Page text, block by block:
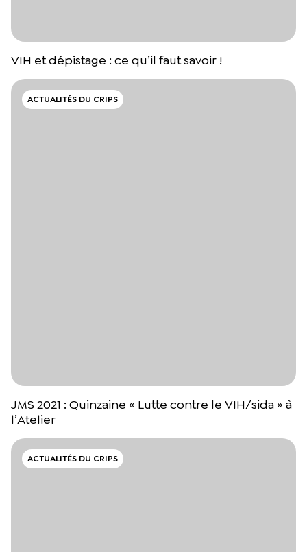
VIH et dépistage : ce qu’il faut savoir !
ACTUALITÉS DU CRIPS
JMS 2021 : Quinzaine « Lutte contre le VIH/sida » à
l’Atelier
ACTUALITÉS DU CRIPS